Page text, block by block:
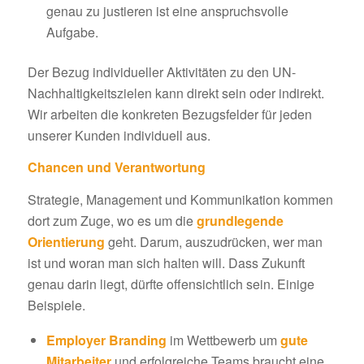
genau zu justieren ist eine anspruchsvolle
Aufgabe.
Der Bezug individueller Aktivitäten zu den UN-
Nachhaltigkeitszielen kann direkt sein oder indirekt.
Wir arbeiten die konkreten Bezugsfelder für jeden
unserer Kunden individuell aus.
Chancen und Verantwortung
Strategie, Management und Kommunikation kommen
dort zum Zuge, wo es um diegrundlegende
Orientierung geht. Darum, auszudrücken, wer man
ist und woran man sich halten will. Dass Zukunft
genau darin liegt, dürfte offensichtlich sein. Einige
Beispiele.
Employer Branding im Wettbewerb umgute